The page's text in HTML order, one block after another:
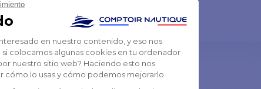
AGOTADO
AÑADIR A LA CESTA